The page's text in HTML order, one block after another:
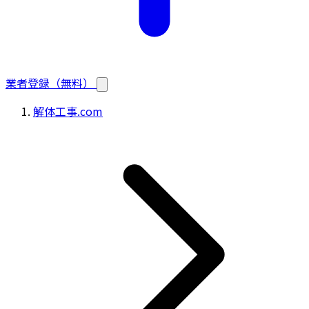
業者登録（無料）
解体工事.com